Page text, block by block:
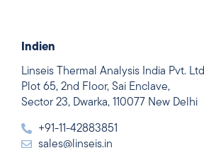
Indien
Linseis Thermal Analysis India Pvt.
Plot 65, 2nd Floor, Sai Enclave,
Sector 23, Dwarka, 110077 New Delhi
+91-11-42883851
sales@linseis.in